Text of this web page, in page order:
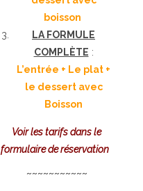
boisson
LA FORMULE
COMPLÈTE :
L’entrée + Le plat +
le dessert avec
Boisson
Voir les tarifs dans le
formulaire de réservation
~~~~~~~~~~~